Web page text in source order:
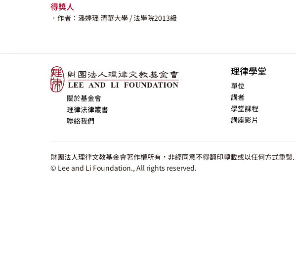
得獎人
．作者：潘婷瑶清華大學 / 法學院2013級
關於基金會
理律法律叢書
聯絡我們
理律學堂
單位
講者
學堂課程
講座影片
財團法人理律文教基金會著作權所有，非經同意不得翻印轉載或以任何方式重製.
© Lee and Li Foundation., All rights reserved.